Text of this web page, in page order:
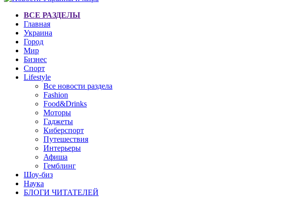
ВСЕ РАЗДЕЛЫ
Главная
Украина
Город
Мир
Бизнес
Спорт
Lifestyle
Все новости раздела
Fashion
Food&Drinks
Моторы
Гаджеты
Киберспорт
Путешествия
Интерьеры
Афиша
Гемблинг
Шоу-биз
Наука
БЛОГИ ЧИТАТЕЛЕЙ